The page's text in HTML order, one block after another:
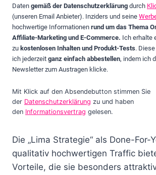
Daten gemäß der Datenschutzerklärung durch
(unseren Email Anbieter). Inziders und seine
hochwertige Informationen rund um das Thema
Affiliate-Marketing und E-Commerce. Ich erhalte
zu kostenlosen Inhalten und Produkt-Tests.
ich jederzeit ganz einfach abbestellen, indem ich
Newsletter zum Austragen klicke.
Mit Klick auf den Absendebutton stimmen Sie
der Datenschutzerklärung zu und haben
den Informationsvertrag gelesen.
Die „Lima Strategie“ als Done-For-
qualitativ hochwertigen Traffic
Vorteile, die sie besonders